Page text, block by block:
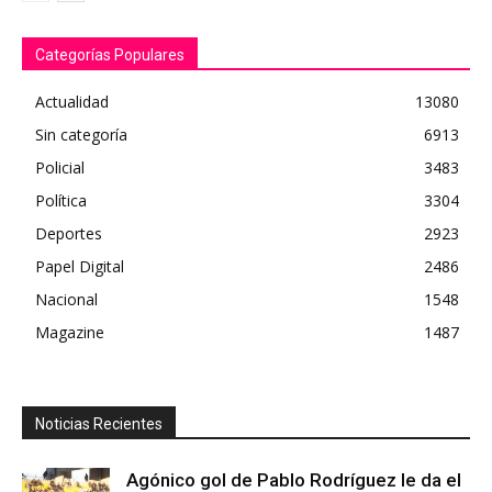
Categorías Populares
Actualidad
13080
Sin categoría
6913
Policial
3483
Política
3304
Deportes
2923
Papel Digital
2486
Nacional
1548
Magazine
1487
Noticias Recientes
Agónico gol de Pablo Rodríguez le da el